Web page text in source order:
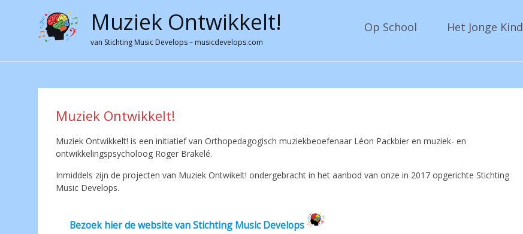
Muziek Ontwikkelt!
van Stichting Music Develops – musicdevelops.com
Op School Het Jonge Kind
Muziek Ontwikkelt!
Muziek Ontwikkelt! is een initiatief van Orthopedagogisch muziekbeoefenaar Léon Packbier en muziek- en
ontwikkelingspsycholoog Roger Brakelé.
Inmiddels zijn de projecten van Muziek Ontwikelt! ondergebracht in het aanbod van onze in 2017 opgerichte Stichting
Music Develops.
Bezoek hier de website van Stichting Music Develops